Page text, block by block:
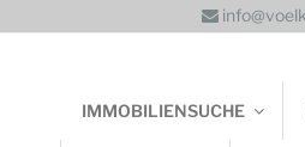
IMMOBILIENSUCHE